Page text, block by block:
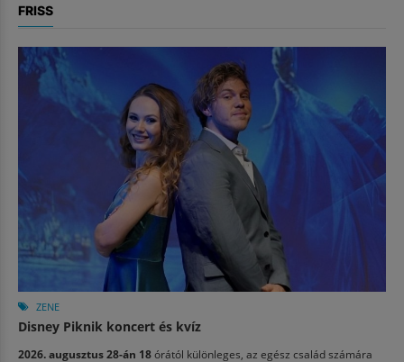
FRISS
ZENE
Disney Piknik koncert és kvíz
2026. augusztus 28-án 18órától különleges, az egész család számára